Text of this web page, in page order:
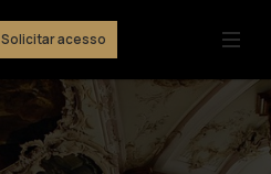
Solicitar acesso